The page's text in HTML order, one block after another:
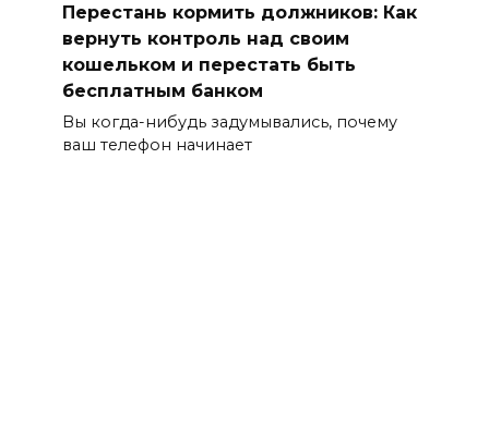
Перестань кормить должников: Как
вернуть контроль над своим
кошельком и перестать быть
бесплатным банком
Вы когда-нибудь задумывались, почему
ваш телефон начинает